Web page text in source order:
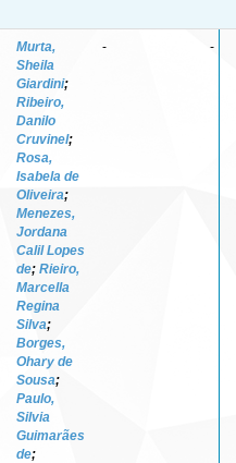
Murta,
Sheila
Giardini;
Ribeiro,
Danilo
Cruvinel;
Rosa,
Isabela de
Oliveira;
Menezes,
Jordana
Calil Lopes
de; Rieiro,
Marcella
Regina
Silva;
Borges,
Ohary de
Sousa;
Paulo,
Silvia
Guimarães
de;
- -